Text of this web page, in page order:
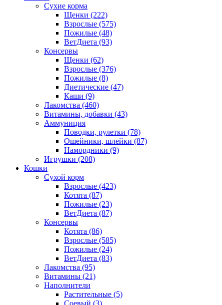
Сухие корма
Щенки (222)
Взрослые (575)
Пожилые (48)
ВетДиета (93)
Консервы
Щенки (62)
Взрослые (376)
Пожилые (8)
Диетические (47)
Каши (9)
Лакомства (460)
Витамины, добавки (43)
Аммуниция
Поводки, рулетки (78)
Ошейники, шлейки (87)
Намордники (9)
Игрушки (208)
Кошки
Сухой корм
Взрослые (423)
Котята (87)
Пожилые (23)
ВетДиета (87)
Консервы
Котята (86)
Взрослые (585)
Пожилые (24)
ВетДиета (83)
Лакомства (95)
Витамины (21)
Наполнители
Растительные (5)
Соевый (3)